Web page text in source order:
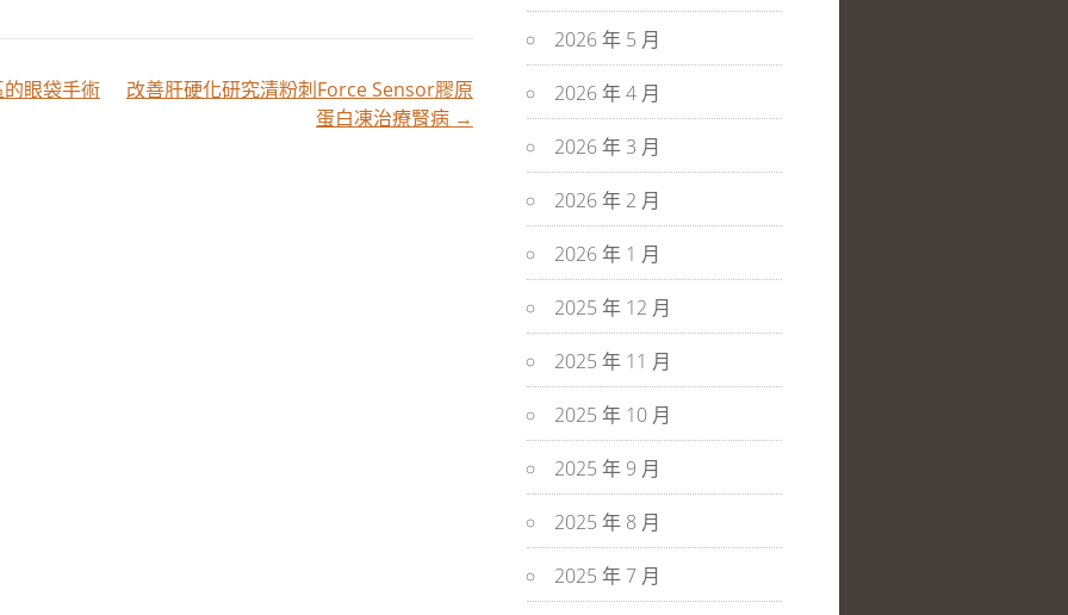
眼袋手術
改善肝硬化研究清粉刺Force Sensor膠原
蛋白凍治療腎病 →
2026 年 5 月
2026 年 4 月
2026 年 3 月
2026 年 2 月
2026 年 1 月
2025 年 12 月
2025 年 11 月
2025 年 10 月
2025 年 9 月
2025 年 8 月
2025 年 7 月